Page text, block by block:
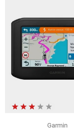
Garmin